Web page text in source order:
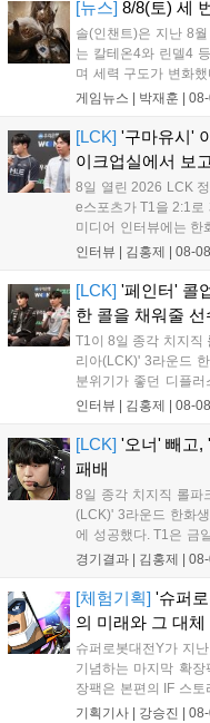
었...
[뉴스] 8/8(토) 세
솔(인챈트)은 지난 8
는 칼테온4와 린델4
며 세력 구도가 변화
통해 월드 콘텐츠가
더욱 가속화될 전망이
게임뉴스 | 박재훈
[LCK] '구마유시'
이크업실에서 보
8일 열린 2026 LCK
e스포츠가 T1을 2:1로
미디어 인터뷰에는 한
다. 먼저 승리 소감에
인터뷰 | 김홍제 08-08
[LCK] '페인터' 콜
한 콜을 채워줄 선
T1이 8일 종각 치지직
리아(LCK)' 3라운드
분위기가 좋던 디플
을 빼고 신예 '페인터'
즈' 김수환의 인터뷰 내
인터뷰 | 김홍제 08-08
[LCK] '오너' 빼고,
패배
8일 종각 치지직 롤파
(LCK)' 3라운드 한화
에 성공했다. T1은 금
'페인터' 김은후를 투
을 빼냈다....
경기결과 | 김홍제
[체험기획] '슈퍼
의 미래와 그 대체
슈퍼로봇대전Y가 지
기념하는 마지막 확장
장팩은 본편의 IF 스
규 참전작과 크로스오
기획기사 | 강승진